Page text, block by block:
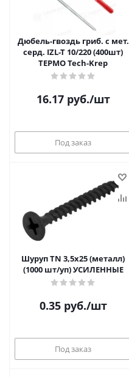
Дюбель-гвоздь гриб. с мет.
серд. IZL-T 10/220 (400шт)
ТЕРМО Tech-Krep
16.17руб./шт
Под заказ
Шуруп TN 3,5х25 (металл)
(1000 шт/уп) УСИЛЕННЫЕ
0.35руб./шт
Под заказ